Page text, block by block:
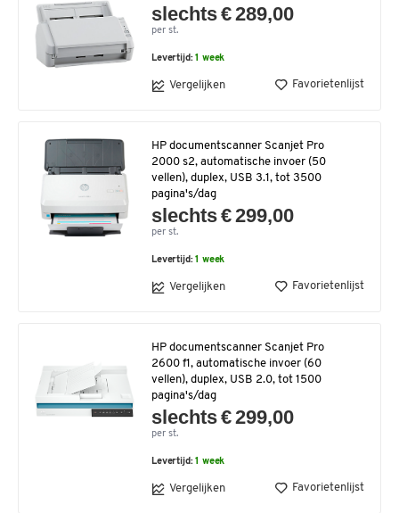
slechts € 289,00
per st.
Levertijd:1 week
Vergelijken Favorietenlijst
HP documentscanner Scanjet Pro
2000 s2, automatische invoer (50
vellen), duplex, USB 3.1, tot 3500
pagina's/dag
slechts € 299,00
per st.
Levertijd:1 week
Vergelijken Favorietenlijst
HP documentscanner Scanjet Pro
2600 f1, automatische invoer (60
vellen), duplex, USB 2.0, tot 1500
pagina's/dag
slechts € 299,00
per st.
Levertijd:1 week
Vergelijken Favorietenlijst